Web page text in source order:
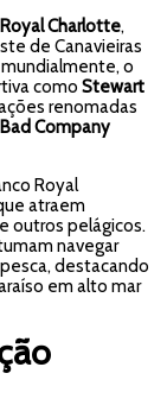
Charlotte,
de Canavieiras
o
como Stewart
renomadas
Bad Company
Royal
atraem
e outros pelágicos.
navegar
destacando
em alto mar